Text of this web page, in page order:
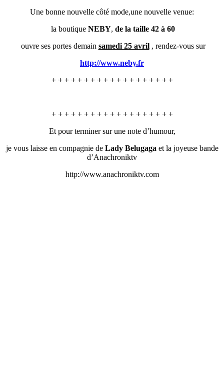
Une bonne nouvelle côté mode,une nouvelle venue:
la boutique NEBY, de la taille 42 à 60
ouvre ses portes demain samedi 25 avril, rendez-vous sur
http://www.neby.fr
+ + + + + + + + + + + + + + + + + + +
+ + + + + + + + + + + + + + + + + + +
Et pour terminer sur une note d’humour,
je vous laisse en compagnie de Lady Belugaga et la joyeuse bande
d’Anachroniktv
http://www.anachroniktv.com